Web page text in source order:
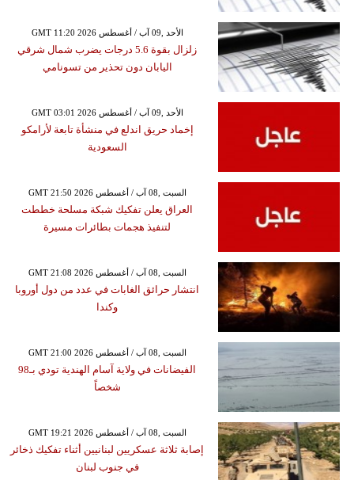
GMT 11:20 2026 الأحد ,09 آب / أغسطس
زلزال بقوة 5.6 درجات يضرب شمال شرقي
اليابان دون تحذير من تسونامي
GMT 03:01 2026 الأحد ,09 آب / أغسطس
إخماد حريق اندلع في منشأة تابعة لأرامكو
السعودية
GMT 21:50 2026 السبت ,08 آب / أغسطس
العراق يعلن تفكيك شبكة مسلحة خططت
لتنفيذ هجمات بطائرات مسيرة
GMT 21:08 2026 السبت ,08 آب / أغسطس
انتشار حرائق الغابات في عدد من دول أوروبا
وكندا
GMT 21:00 2026 السبت ,08 آب / أغسطس
الفيضانات في ولاية آسام الهندية تودي بـ98
شخصاً
GMT 19:21 2026 السبت ,08 آب / أغسطس
إصابة ثلاثة عسكريين لبنانيين أثناء تفكيك ذخائر
في جنوب لبنان